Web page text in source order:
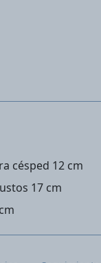
césped 12 cm
17 cm